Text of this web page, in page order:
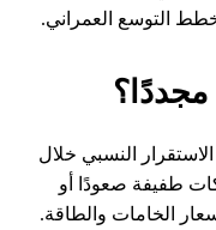
التوسع العمراني.
مجددًا؟
النسبي خلال
طفيفة صعودًا أو
الخامات والطاقة.